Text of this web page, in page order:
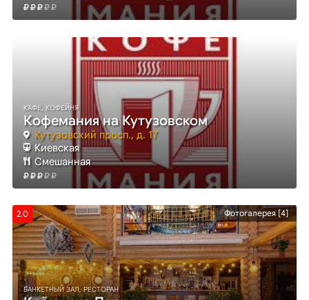
КАФЕ, КОФЕЙНЯ
Кофемания на Кутузовском
Кутузовский просп., д. 17
Киевская
Смешанная
2.0 Фотогалерея [4]
БАНКЕТНЫЙ ЗАЛ, РЕСТОРАН